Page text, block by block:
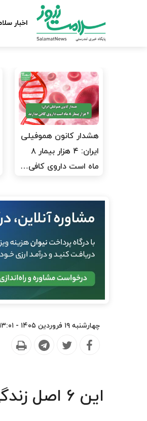
اخبار
هشدار کانون هموفیلی
ایران: ۴ هزار بیمار ۸
ماه است داروی کافی…
چهارشنبه ۱۹ فروردین ۱۴۰۵ - ۱۳:۰۱
این ۶ اصل زندگی تان را متحول می کند